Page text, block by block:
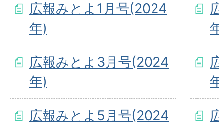
広報みとよ1月号(2024
年)
広報みとよ3月号(2024
年)
広報みとよ5月号(2024